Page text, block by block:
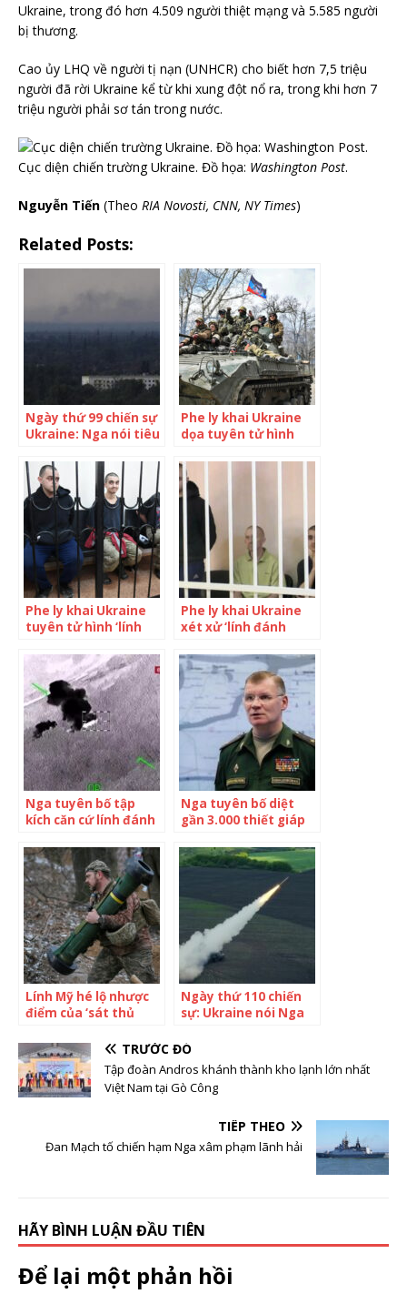
Ukraine, trong đó hơn 4.509 người thiệt mạng và 5.585 người
bị thương.
Cao ủy LHQ về người tị nạn (UNHCR) cho biết hơn 7,5 triệu
người đã rời Ukraine kể từ khi xung đột nổ ra, trong khi hơn 7
triệu người phải sơ tán trong nước.
Cục diện chiến trường Ukraine. Đồ họa: Washington Post.
Nguyễn Tiến (Theo RIA Novosti, CNN, NY Times)
Related Posts:
Ngày thứ 99 chiến sự
Ukraine: Nga nói tiêu
đánh thuê
Phe ly khai Ukraine
dọa tuyên tử hình
ngoài
Phe ly khai Ukraine
tuyên tử hình ‘lính
ngoài
Phe ly khai Ukraine
xét xử ‘lính đánh
Nga tuyên bố tập
kích căn cứ lính đánh
Nga tuyên bố diệt
gần 3.000 thiết giáp
Lính Mỹ hé lộ nhược
điểm của ‘sát thủ
Ukraine
Ngày thứ 110 chiến
sự: Ukraine nói Nga
nối với
Severodonetsk
TRƯỚC ĐÓ
Tập đoàn Andros khánh thành kho lạnh lớn nhất
Việt Nam tại Gò Công
TIẾP THEO
Đan Mạch tố chiến hạm Nga xâm phạm lãnh hải
HÃY BÌNH LUẬN ĐẦU TIÊN
Để lại một phản hồi